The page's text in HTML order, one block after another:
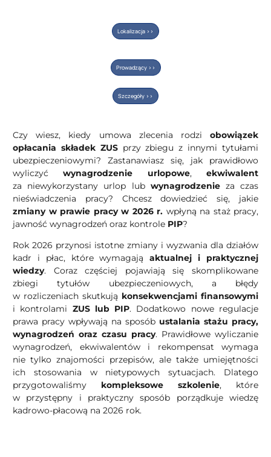
Lokalizacja >>
Prowadzący >>
Szczegóły >>
Czy wiesz, kiedy umowa zlecenia rodzi obowiązek
opłacania składek ZUSprzy zbiegu z innymi tytułami
ubezpieczeniowymi? Zastanawiasz się, jak prawidłowo
wyliczyćwynagrodzenie urlopowe,ekwiwalent
za niewykorzystany urlop lub wynagrodzenieza czas
nieświadczenia pracy? Chcesz dowiedzieć się, jakie
zmiany w prawie pracy w 2026 r. wpłyną na staż pracy,
jawność wynagrodzeń oraz kontrole PIP?
Rok 2026 przynosi istotne zmiany i wyzwania dla działów
kadr i płac, które wymagająaktualnej i praktycznej
wiedzy. Coraz częściej pojawiają się skomplikowane
zbiegi tytułów ubezpieczeniowych, a błędy
w rozliczeniach skutkują konsekwencjami finansowymi
i kontrolami ZUS lub PIP. Dodatkowo nowe regulacje
prawa pracy wpływają na sposób ustalania stażu pracy,
wynagrodzeń oraz czasu pracy. Prawidłowe wyliczanie
wynagrodzeń, ekwiwalentów i rekompensat wymaga
nie tylko znajomości przepisów, ale także umiejętności
ich stosowania w nietypowych sytuacjach. Dlatego
przygotowaliśmy kompleksowe szkolenie, które
w przystępny i praktyczny sposób porządkuje wiedzę
kadrowo-płacową na 2026 rok.